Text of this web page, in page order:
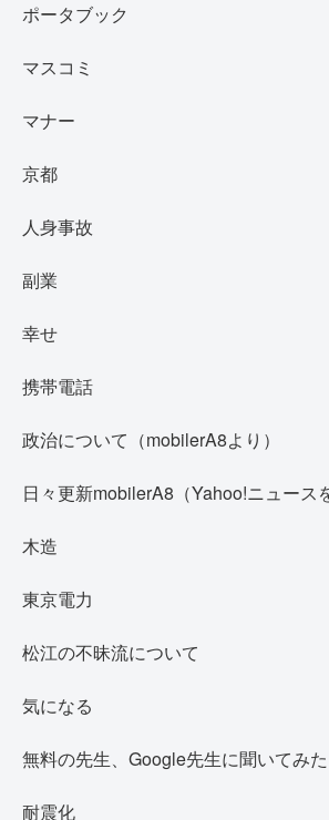
ポータブック
マスコミ
マナー
京都
人身事故
副業
幸せ
携帯電話
政治について（mobilerA8より）
日々更新mobilerA8（Yahoo!ニュース
木造
東京電力
松江の不昧流について
気になる
無料の先生、Google先生に聞いてみた
耐震化